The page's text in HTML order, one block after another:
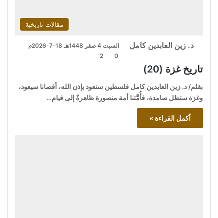
مقالات تاريخية
د. زين العابدين كامل
السبت 4 صفر 1448هـ 18-7-2026م
0
2
تاريخ غزة (20)
بقلم/ د. زين العابدين كامل فلسطين ستعود بإذن الله، أقصانا سيعود،
وغزة ستظل صامدة، فأُمَّتنا أمة منصورة ظاهرةٌ إلى قيام…
أكمل القراءة »